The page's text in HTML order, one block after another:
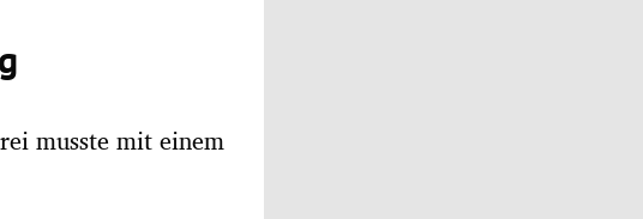
musste mit einem